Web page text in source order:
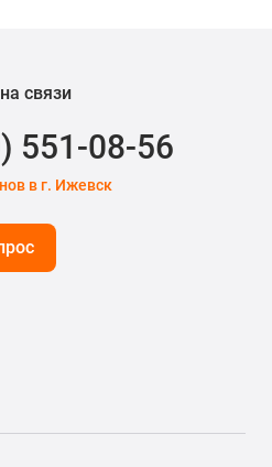
связи
551-08-56
в г. Ижевск